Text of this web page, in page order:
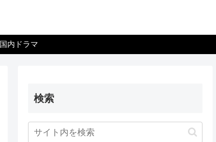
国内ドラマ
検索